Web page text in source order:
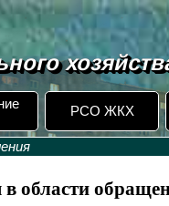
РСО ЖКХ
области